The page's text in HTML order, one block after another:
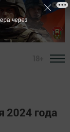
2024 года
через